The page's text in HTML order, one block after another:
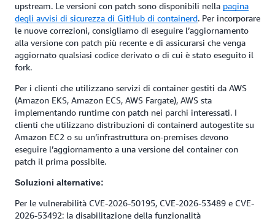
upstream. Le versioni con patch sono disponibili nella pagina
degli avvisi di sicurezza di GitHub di containerd. Per incorporare
le nuove correzioni, consigliamo di eseguire l’aggiornamento
alla versione con patch più recente e di assicurarsi che venga
aggiornato qualsiasi codice derivato o di cui è stato eseguito il
fork.
Per i clienti che utilizzano servizi di container gestiti da AWS
(Amazon EKS, Amazon ECS, AWS Fargate), AWS sta
implementando runtime con patch nei parchi interessati. I
clienti che utilizzano distribuzioni di containerd autogestite su
Amazon EC2 o su un’infrastruttura on-premises devono
eseguire l’aggiornamento a una versione del container con
patch il prima possibile.
Soluzioni alternative:
Per le vulnerabilità CVE-2026-50195, CVE-2026-53489 e CVE-
2026-53492: la disabilitazione della funzionalità